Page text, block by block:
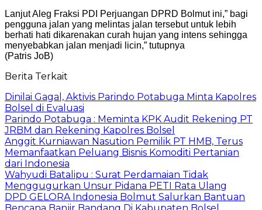
Lanjut Aleg Fraksi PDI Perjuangan DPRD Bolmut ini,” bagi
pengguna jalan yang melintas jalan tersebut untuk lebih
berhati hati dikarenakan curah hujan yang intens sehingga
menyebabkan jalan menjadi licin,” tutupnya
(Patris JoB)
Berita Terkait
Dinilai Gagal, Aktivis Parindo Potabuga Minta Kapolres
Bolsel di Evaluasi
Parindo Potabuga : Meminta KPK Audit Rekening PT
JRBM dan Rekening Kapolres Bolsel
Anggit Kurniawan Nasution Pemilik PT HMB, Terus
Memanfaatkan Peluang Bisnis Komoditi Pertanian
dari Indonesia
Wahyudi Batalipu : Surat Perdamaian Tidak
Menggugurkan Unsur Pidana PETI Rata Ulang
DPD GELORA Indonesia Bolmut Salurkan Bantuan